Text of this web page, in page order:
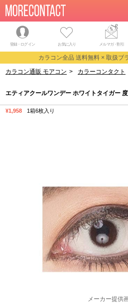
登録・ログイン お気に入り メルマガ・割引
カラコン全品 送料無料 × 取扱ブ
カラコン通販 モアコン > カラーコンタクト
エティアクールワンデー ホワイトタイガー
¥1,958 1箱6枚入り